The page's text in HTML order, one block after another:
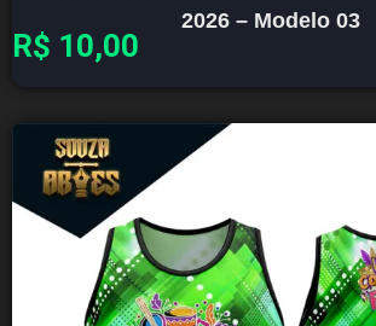
2026 – Modelo 03
R$ 10,00